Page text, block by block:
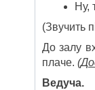
Ну,
(Звучить
До залу
плаче.
Ведуча.